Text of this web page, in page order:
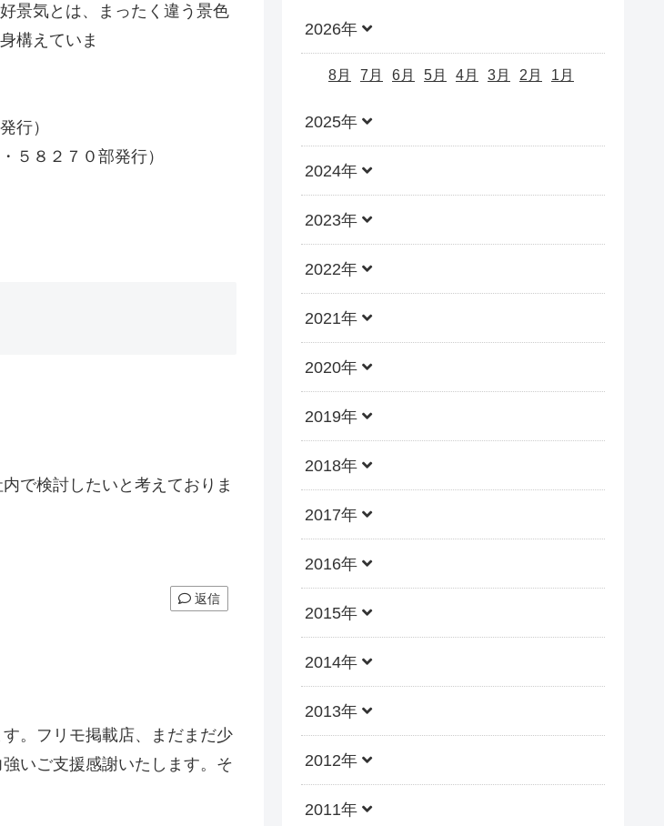
景気とは、まったく違う景色
構えていま
行）
８２７０部発行）
で検討したいと考えておりま
返信
。フリモ掲載店、まだまだ少
いご支援感謝いたします。そ
2026年
8月 7月 6月 5月 4月 3月 2月 1月
2025年
2024年
2023年
2022年
2021年
2020年
2019年
2018年
2017年
2016年
2015年
2014年
2013年
2012年
2011年